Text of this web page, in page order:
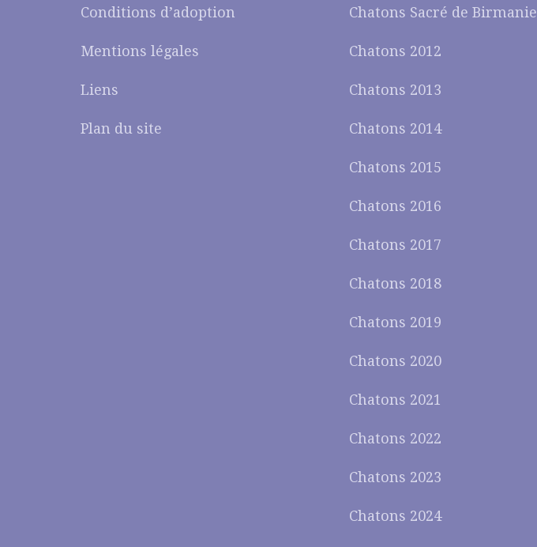
Conditions d’adoption
Mentions légales
Liens
Plan du site
Chatons Sacré de Birmanie
Chatons 2012
Chatons 2013
Chatons 2014
Chatons 2015
Chatons 2016
Chatons 2017
Chatons 2018
Chatons 2019
Chatons 2020
Chatons 2021
Chatons 2022
Chatons 2023
Chatons 2024